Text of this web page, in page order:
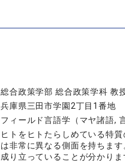
総合政策学部 総合政策学科 教
兵庫県三田市学園2丁目1番地
フィールド言語学（マヤ諸語,
ヒトをヒトたらしめている特
は非常に異なる側面を持ちま
成り立っていることが分かり